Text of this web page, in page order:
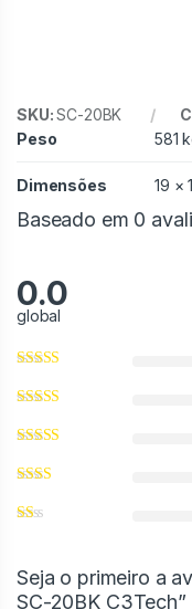
SKU:SC-20BK
Peso
581
Dimensões 19 ×
Baseado em 0
0.0
global
Seja o primeiro a
SC-20BK C3Tech”